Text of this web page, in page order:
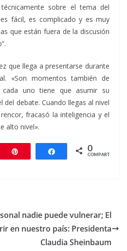
sobre el tema del
fácil, es complicado y es muy
que están fuera de la discusión
que llega a presentarse durante
«Son momentos también de
uno tiene que asumir su
del debate. Cuando llegas al nivel
fracasó la inteligencia y el
alto nivel».
Compartir
0
COMPARTIR
nadie puede vulnerar; El
en nuestro país: Presidenta
Claudia Sheinbaum